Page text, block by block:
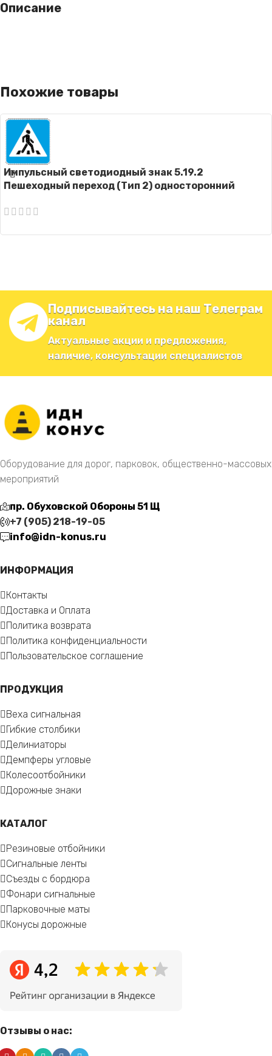
Описание
Похожие товары
Импульсный светодиодный знак 5.19.2
Пешеходный переход (Тип 2) односторонний
Подписывайтесь на наш Телеграм
канал
Актуальные акции и предложения,
наличие, консультации специалистов
Оборудование для дорог, парковок, общественно-массовых
мероприятий
пр. Обуховской Обороны 51 Щ
+7 (905) 218-19-05
info@idn-konus.ru
ИНФОРМАЦИЯ
Контакты
Доставка и Оплата
Политика возврата
Политика конфиденциальности
Пользовательское соглашение
ПРОДУКЦИЯ
Веха сигнальная
Гибкие столбики
Делиниаторы
Демпферы угловые
Колесоотбойники
Дорожные знаки
КАТАЛОГ
Резиновые отбойники
Сигнальные ленты
Съезды с бордюра
Фонари сигнальные
Парковочные маты
Конусы дорожные
Отзывы о нас: